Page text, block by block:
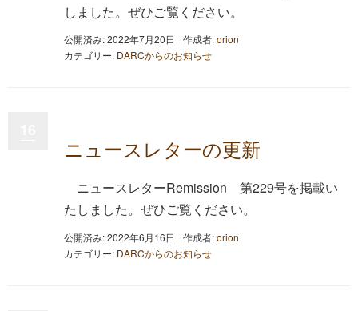
しました。ぜひご覧ください。
公開済み: 2022年7月20日 作成者:orion
カテゴリー: DARCからのお知らせ
ニュースレターの更新
ニュースレターRemission 第229号を掲載い
たしました。ぜひご覧ください。
公開済み: 2022年6月16日 作成者:orion
カテゴリー: DARCからのお知らせ